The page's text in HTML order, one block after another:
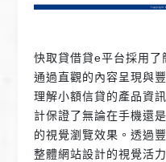
快取貸借貸e平台採用了
通過直觀的內容呈現與
理解小額信貸的產品資
計保證了無論在手機還
的視覺瀏覽效果。透過
整體網站設計的視覺活